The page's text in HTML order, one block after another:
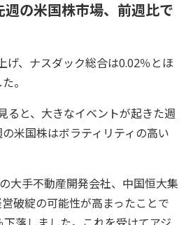
の米国株市場、前週比で
げ、ナスダック総合は0.02％とほ
。
ると、大きなイベントが起きた週
米国株はボラティリティの高い
大手不動産開発会社、中国恒大集
破綻の可能性が高まったことで